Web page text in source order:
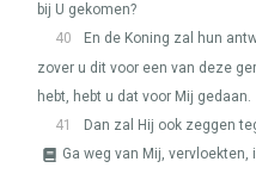
bij U gekomen?
40
En de Koning zal hun
zover u dit voor een van deze
hebt, hebt u dat voor Mij gedaan.
41
Dan zal Hij ook zeggen
Ga weg van Mij, vervloekten,